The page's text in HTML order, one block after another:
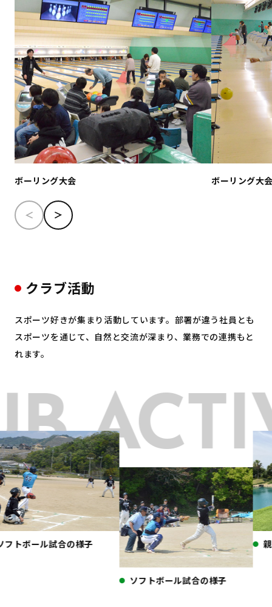
ボーリング大会 ボーリング大
クラブ活動
スポーツ好きが集まり活動しています。部署が違う社員とも
スポーツを通じて、自然と交流が深まり、業務での連携もと
れます。
ボール試合の様子
ソフトボール試合の様子
親睦